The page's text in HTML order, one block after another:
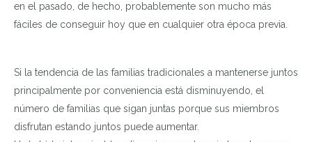
en el pasado, de hecho, probablemente son mucho más
fáciles de conseguir hoy que en cualquier otra época previa.
Si la tendencia de las familias tradicionales a mantenerse juntos
principalmente por conveniencia está disminuyendo, el
número de familias que sigan juntas porque sus miembros
disfrutan estando juntos puede aumentar.